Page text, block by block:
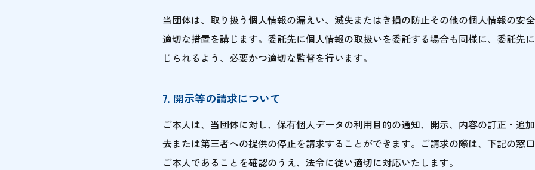
当団体は、取り扱う個人情報の漏えい、滅失またはき損の防止その他の個人情報の安
適切な措置を講じます。委託先に個人情報の取扱いを委託する場合も同様に、委託先
じられるよう、必要かつ適切な監督を行います。
7. 開示等の請求について
ご本人は、当団体に対し、保有個人データの利用目的の通知、開示、内容の訂正・追
去または第三者への提供の停止を請求することができます。ご請求の際は、下記の窓
ご本人であることを確認のうえ、法令に従い適切に対応いたします。